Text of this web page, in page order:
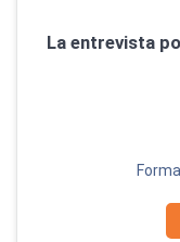
La entrevista